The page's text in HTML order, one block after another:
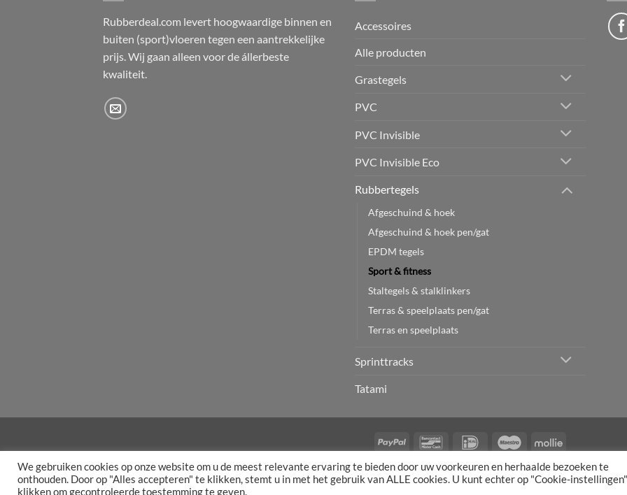
Rubberdeal.com levert hoogwaardige binnen en
buiten (sport)vloeren tegen een aantrekkelijke
prijs. Wij gaan alleen voor de állerbeste
kwaliteit.
Accessoires
Alle producten
Grastegels
PVC
PVC Invisible
PVC Invisible Eco
Rubbertegels
Afgeschuind & hoek
Afgeschuind & hoek pen/gat
EPDM tegels
Sport & fitness
Staltegels & stalklinkers
Terras & speelplaats pen/gat
Terras en speelplaats
Sprinttracks
Tatami
PayPal BancontactIDeal Maestro Mollie
DISCLAIMER ALGEMENE VOORWAARDEN RETOURNEREN BEDRIJFSGEGEVENS PRIVACYBELEID
We gebruiken cookies op onze website om u de meest relevante ervaring te bieden door uw voorkeuren en herhaalde bezoeken te
onthouden. Door op "Alles accepteren" te klikken, stemt u in met het gebruik van ALLE cookies. U kunt echter op "Cookie-instellingen"
klikken om gecontroleerde toestemming te geven.